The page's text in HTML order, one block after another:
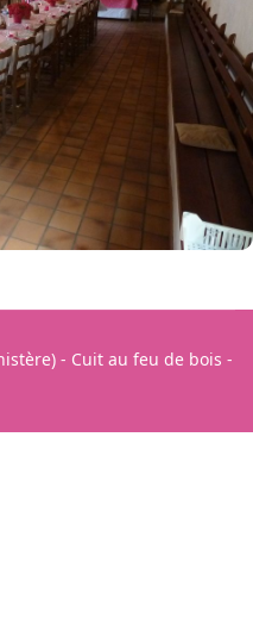
- Cuit au feu de bois -